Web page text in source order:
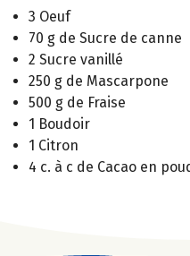
3 Oeuf
70 g de Sucre de canne
2 Sucre vanillé
250 g de Mascarpone
500 g de Fraise
1 Boudoir
1 Citron
4 c. à c de Cacao en